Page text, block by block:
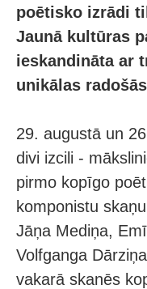
poētisko izrādi
Jaunā kultūras
ieskandināta ar
unikālas
29. augustā un
divi izcili -
pirmo kopīgo
komponistu
Jāņa Mediņa,
Volfganga
vakarā skanēs